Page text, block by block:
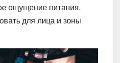
ощущение питания.
для лица и зоны